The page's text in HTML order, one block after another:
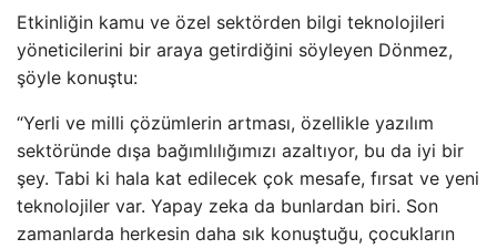
Etkinliğin kamu ve özel sektörden bilgi teknolojileri
yöneticilerini bir araya getirdiğini söyleyen Dönmez,
şöyle konuştu:
“Yerli ve milli çözümlerin artması, özellikle yazılım
sektöründe dışa bağımlılığımızı azaltıyor, bu da iyi bir
şey. Tabi ki hala kat edilecek çok mesafe, fırsat ve yeni
teknolojiler var. Yapay zeka da bunlardan biri. Son
zamanlarda herkesin daha sık konuştuğu, çocukların